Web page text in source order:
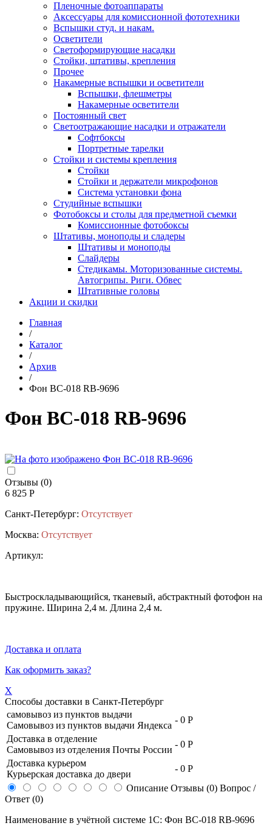
Пленочные фотоаппараты
Аксессуары для комиссионной фототехники
Вспышки студ. и накам.
Осветители
Светоформирующие насадки
Стойки, штативы, крепления
Прочее
Накамерные вспышки и осветители
Вспышки, флешметры
Накамерные осветители
Постоянный свет
Светоотражающие насадки и отражатели
Софтбоксы
Портретные тарелки
Стойки и системы крепления
Стойки
Стойки и держатели микрофонов
Система установки фона
Студийные вспышки
Фотобоксы и столы для предметной съемки
Комиссионные фотобоксы
Штативы, моноподы и сладеры
Штативы и моноподы
Слайдеры
Стедикамы. Моторизованные системы.
Автогрипы. Риги. Обвес
Штативные головы
Акции и скидки
Главная
/
Каталог
/
Архив
/
Фон BC-018 RB-9696
Фон BC-018 RB-9696
Отзывы (0)
6 825 Р
Санкт-Петербург: Отсутствует
Москва: Отсутствует
Артикул:
Быстроскладывающийся, тканевый, абстрактный фотофон на
пружине. Ширина 2,4 м. Длина 2,4 м.
Доставка и оплата
Как оформить заказ?
X
Способы доставки в Санкт-Петербург
самовывоз из пунктов выдачи
Самовывоз из пунктов выдачи Яндекса
- 0 Р
Доставка в отделение
Самовывоз из отделения Почты России
- 0 Р
Доставка курьером
Курьерская доставка до двери
- 0 Р
Описание Отзывы (0) Вопрос /
Ответ (0)
Наименование в учётной системе 1С: Фон BC-018 RB-9696